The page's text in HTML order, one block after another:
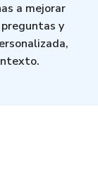
a mejorar
y